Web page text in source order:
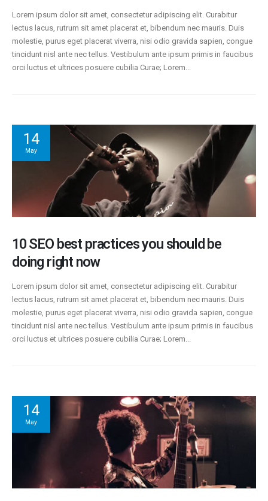
Lorem ipsum dolor sit amet, consectetur adipiscing elit. Curabitur
lectus lacus, rutrum sit amet placerat et, bibendum nec mauris. Duis
molestie, purus eget placerat viverra, nisi odio gravida sapien, congue
tincidunt nisl ante nec tellus. Vestibulum ante ipsum primis in faucibus
orci luctus et ultrices posuere cubilia Curae; Lorem...
14
May
10 SEO best practices you should be
doing right now
Lorem ipsum dolor sit amet, consectetur adipiscing elit. Curabitur
lectus lacus, rutrum sit amet placerat et, bibendum nec mauris. Duis
molestie, purus eget placerat viverra, nisi odio gravida sapien, congue
tincidunt nisl ante nec tellus. Vestibulum ante ipsum primis in faucibus
orci luctus et ultrices posuere cubilia Curae; Lorem...
14
May